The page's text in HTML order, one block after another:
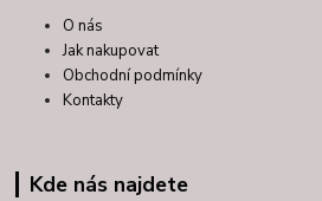
O nás
Jak nakupovat
Obchodní podmínky
Kontakty
Kde nás najdete